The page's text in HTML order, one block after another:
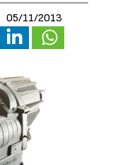
05/11/2013